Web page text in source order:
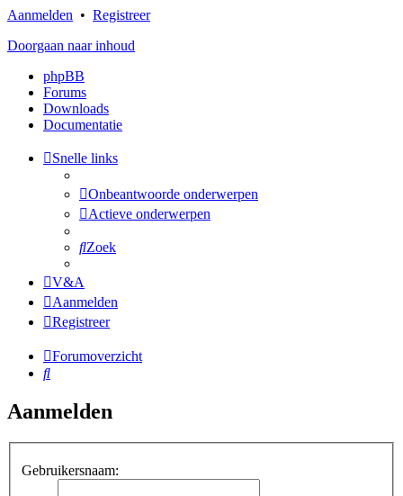
Aanmelden • Registreer
Doorgaan naar inhoud
phpBB
Forums
Downloads
Documentatie
Snelle links
Onbeantwoorde onderwerpen
Actieve onderwerpen
Zoek
V&A
Aanmelden
Registreer
Forumoverzicht
Zoek
Aanmelden
Gebruikersnaam: